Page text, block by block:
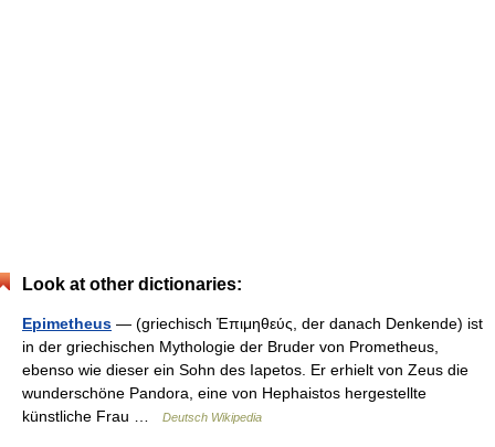
Look at other dictionaries:
Epimetheus — (griechisch Ἐπιμηθεύς, der danach Denkende) ist
in der griechischen Mythologie der Bruder von Prometheus,
ebenso wie dieser ein Sohn des Iapetos. Er erhielt von Zeus die
wunderschöne Pandora, eine von Hephaistos hergestellte
künstliche Frau …
Deutsch Wikipedia